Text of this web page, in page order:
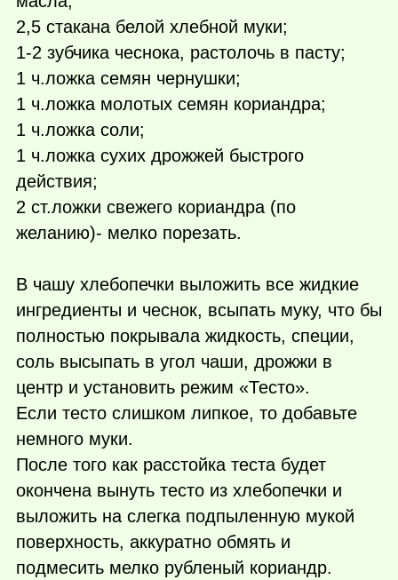
2,5 стакана белой хлебной муки;
1-2 зубчика чеснока, растолочь в пасту;
1 ч.ложка семян чернушки;
1 ч.ложка молотых семян кориандра;
1 ч.ложка соли;
1 ч.ложка сухих дрожжей быстрого
действия;
2 ст.ложки свежего кориандра (по
желанию)- мелко порезать.
В чашу хлебопечки выложить все жидкие
ингредиенты и чеснок, всыпать муку, что бы
полностью покрывала жидкость, специи,
соль высыпать в угол чаши, дрожжи в
центр и установить режим «Тесто».
Если тесто слишком липкое, то добавьте
немного муки.
После того как расстойка теста будет
окончена вынуть тесто из хлебопечки и
выложить на слегка подпыленную мукой
поверхность, аккуратно обмять и
подмесить мелко рубленый кориандр.